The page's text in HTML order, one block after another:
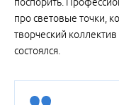
поспорить.
про световые точки,
творческий коллектив
состоялся.